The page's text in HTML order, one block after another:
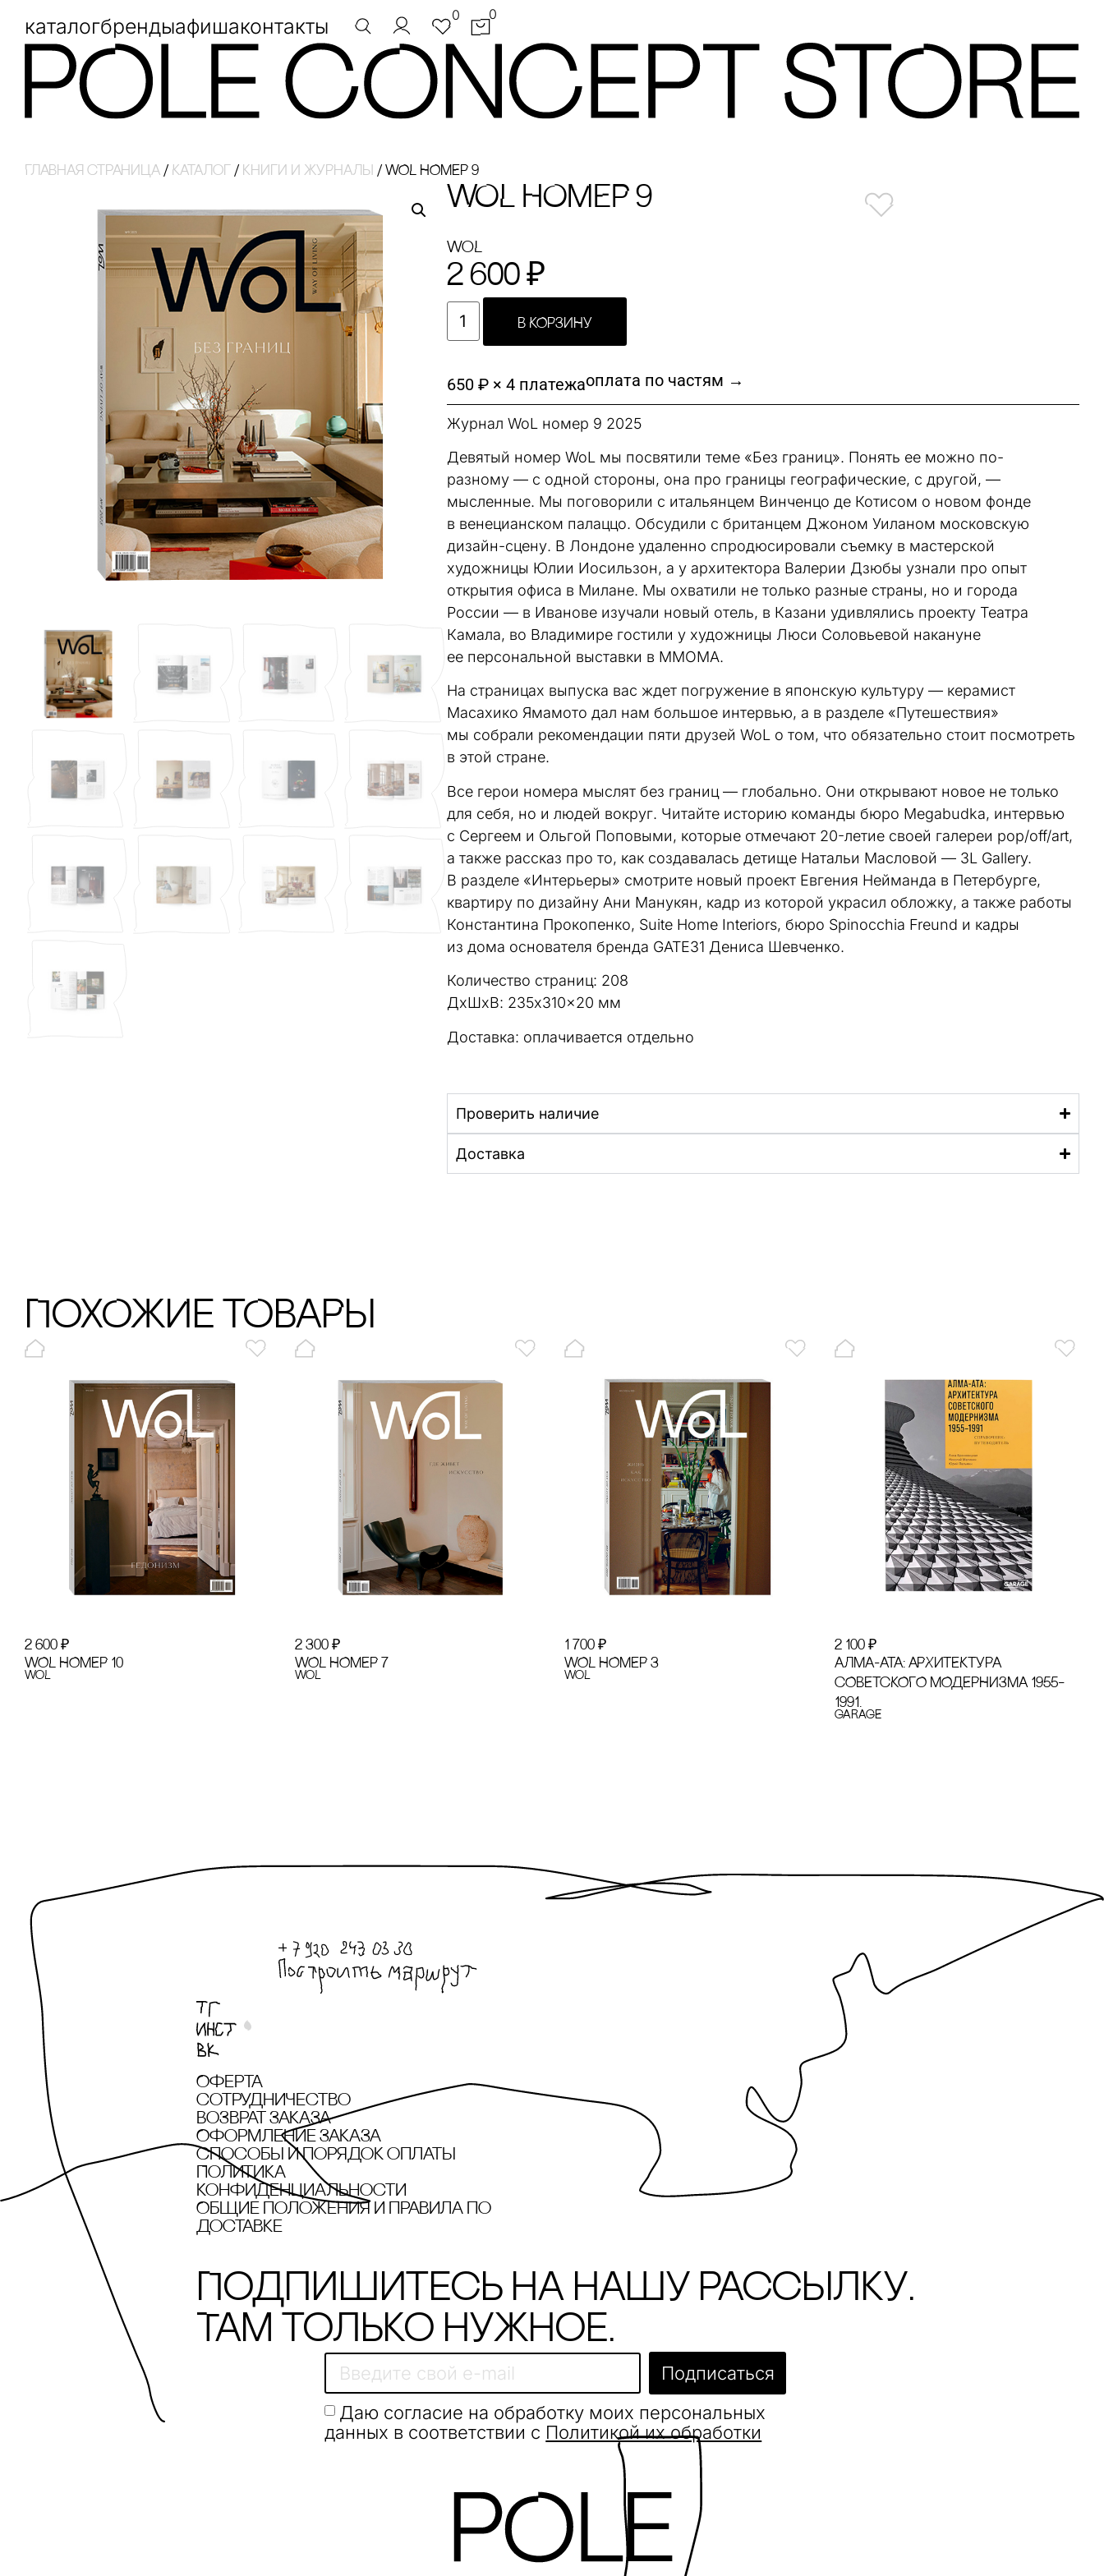
каталогбрендыафишаконтакты 0 0
Главная страница / Каталог / кнИги И ЖуРнаЛы / WOL НОМЕР 9
WOL НОМЕР 9
WoL
2 600 ₽
В КОРЗИНУ
650 ₽ × 4 платежаоплата по частям →
Журнал WoL номер 9 2025
Девятый номер WoL мы посвятили теме «Без границ». Понять ее можно по-
разному — с одной стороны, она про границы географические, с другой, —
мысленные. Мы поговорили с итальянцем Винченцо де Котисом о новом фонде
в венецианском палаццо. Обсудили с британцем Джоном Уиланом московскую
дизайн-сцену. В Лондоне удаленно спродюсировали съемку в мастерской
художницы Юлии Иосильзон, а у архитектора Валерии Дзюбы узнали про опыт
открытия офиса в Милане. Мы охватили не только разные страны, но и города
России — в Иванове изучали новый отель, в Казани удивлялись проекту Театра
Камала, во Владимире гостили у художницы Люси Соловьевой накануне
ее персональной выставки в ММОМА.
На страницах выпуска вас ждет погружение в японскую культуру — керамист
Масахико Ямамото дал нам большое интервью, а в разделе «Путешествия»
мы собрали рекомендации пяти друзей WoL о том, что обязательно стоит посмотреть
в этой стране.
Все герои номера мыслят без границ — глобально. Они открывают новое не только
для себя, но и людей вокруг. Читайте историю команды бюро Megabudka, интервью
с Сергеем и Ольгой Поповыми, которые отмечают 20-летие своей галереи pop/off/art,
а также рассказ про то, как создавалась детище Натальи Масловой — 3L Gallery.
В разделе «Интерьеры» смотрите новый проект Евгения Нейманда в Петербурге,
квартиру по дизайну Ани Манукян, кадр из которой украсил обложку, а также работы
Константина Прокопенко, Suite Home Interiors, бюро Spinocchia Freund и кадры
из дома основателя бренда GATE31 Дениса Шевченко.
Количество страниц: 208
ДxШxВ: 235x310x20 мм
Доставка: оплачивается отдельно
Проверить наличие
Доставка
ПохОжИе тОваРы
2 600 ₽
WOL НОМЕР 10
WoL
2 300 ₽
WOL НОМЕР 7
WoL
1 700 ₽
WOL НОМЕР 3
WoL
2 100 ₽
АЛМА-АТА: АРХИТЕКТУРА
сОВЕТсКОГО МОДЕРНИЗМА 1955–
1991.
GARAGE
Оферта
сотрудничество
Возврат заказа
Оформление заказа
cпособы и порядок оплаты
Политика
конфиденциальности
Общие положения и правила по
доставке
Подпишитесь на нашу рассылку.
Там только нужное.
Даю согласие на обработку моих персональных
данных в соответствии с Политикой их обработки
Подписаться